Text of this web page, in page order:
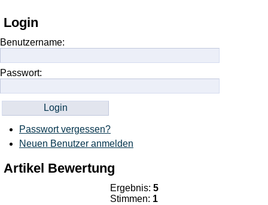
Login
Benutzername:
Passwort:
Passwort vergessen?
Neuen Benutzer anmelden
Artikel Bewertung
Ergebnis: 5
Stimmen: 1